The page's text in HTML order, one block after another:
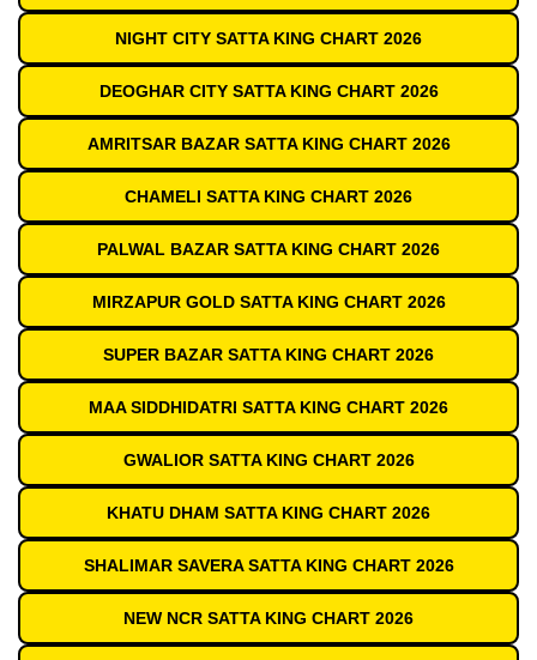
NIGHT CITY SATTA KING CHART 2026
DEOGHAR CITY SATTA KING CHART 2026
AMRITSAR BAZAR SATTA KING CHART 2026
CHAMELI SATTA KING CHART 2026
PALWAL BAZAR SATTA KING CHART 2026
MIRZAPUR GOLD SATTA KING CHART 2026
SUPER BAZAR SATTA KING CHART 2026
MAA SIDDHIDATRI SATTA KING CHART 2026
GWALIOR SATTA KING CHART 2026
KHATU DHAM SATTA KING CHART 2026
SHALIMAR SAVERA SATTA KING CHART 2026
NEW NCR SATTA KING CHART 2026